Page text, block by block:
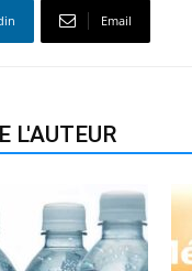
Email
L'AUTEUR